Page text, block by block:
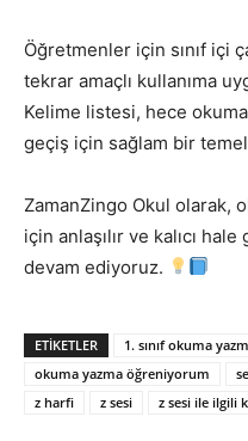
Öğretmenler için sınıf içi
tekrar amaçlı kullanıma
Kelime listesi, hece
geçiş için sağlam bir
ZamanZingo Okul olarak,
için anlaşılır ve kalıcı
devam ediyoruz.
ETİKETLER 1. sınıf okuma
okuma yazma öğreniyorum
z harfi
z sesi z sesi ile ilgili